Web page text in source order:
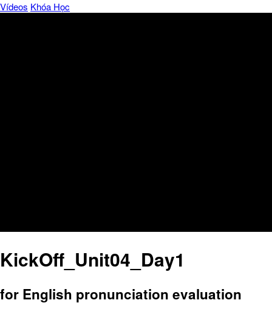
Vídeos Khóa Học
KickOff_Unit04_Day1
for English pronunciation evaluation